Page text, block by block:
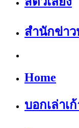
สำนักข่าว
Home
บอกเล่าเ